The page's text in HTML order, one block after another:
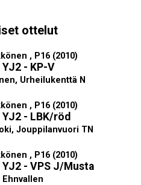
ottelut
, P16 (2010)
YJ2 - KP-V
Urheilukenttä N
, P16 (2010)
YJ2 - LBK/röd
Jouppilanvuori TN
, P16 (2010)
YJ2 - VPS J/Musta
Ehnvallen